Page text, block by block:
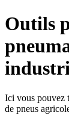
Outils
Ici vous pouvez
de pneus